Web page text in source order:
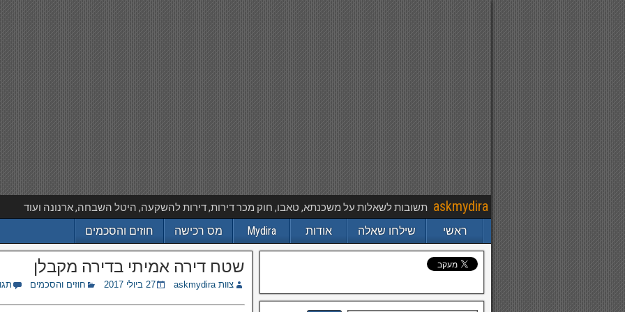
askmydira תשובות לשאלות על משכנתא, טאבו, חוק מכר דירות, דירות להשקעה, היטל השבחה, ארנונה ועוד
ראשי שילחו שאלה אודות Mydira מס רכישה חוזים והסכמים
שטח דירה אמיתי בדירה מקבלן
צוות askmydira 27 ביולי 2017 חוזים והסכמים